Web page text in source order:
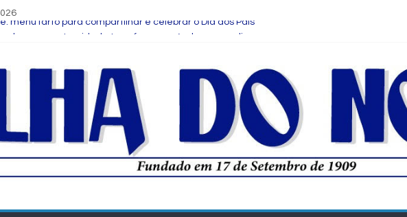
menu farto para compartilhar e celebrar o Dia dos Pais
obras de reforma e manutenção em quatro praças.
são recebidos por Wilson Cardoso para visita às obras de modernização da UPB e